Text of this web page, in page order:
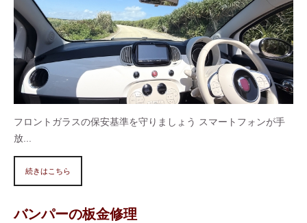
フロントガラスの保安基準を守りましょう スマートフォンが手
放...
続きはこちら
バンパーの板金修理